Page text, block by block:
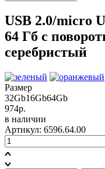
USB 2.0/micro
64 Гб c
серебристый
Размер
32Gb16Gb64Gb
974р.
в наличии
Артикул: 6596.64.00